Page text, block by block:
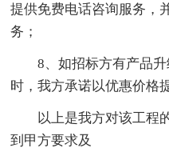
提供免费电话咨询服务，
务；
8、如招标方有产品升
时，我方承诺以优惠价格
以上是我方对该工程的
到甲方要求及